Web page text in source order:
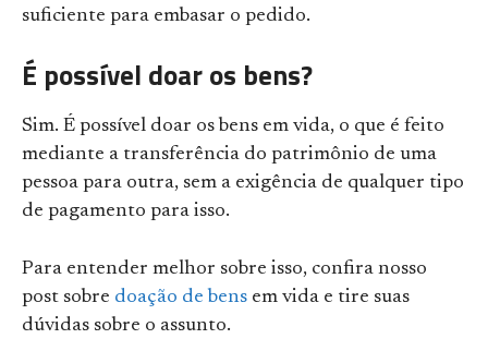
suficiente para embasar o pedido.
É possível doar os bens?
Sim. É possível doar os bens em vida, o que é feito
mediante a transferência do patrimônio de uma
pessoa para outra, sem a exigência de qualquer tipo
de pagamento para isso.
Para entender melhor sobre isso, confira nosso
post sobre doação de bens em vida e tire suas
dúvidas sobre o assunto.